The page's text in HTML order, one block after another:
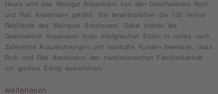
Heute wird das Weingut Anselmann von den Geschwistern Ruth
und Ralf Anselmann geführt. Sie bewirtschaften die 130 Hektar
Rebfläche des Weinguts Anselmann. Dabei stehen die
Geschwister Anselmann ihren erfolgreichen Eltern in nichts nach.
Zahlreiche Auszeichnungen und namhafte Kunden beweisen, dass
Ruth und Ralf Anselmann den traditionsreichen Familienbetrieb
mit großem Erfolg weiterführen.
weiterlesen